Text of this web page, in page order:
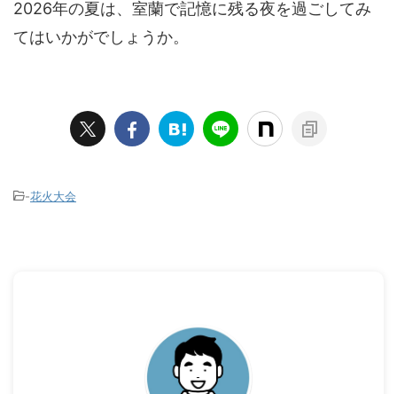
2026年の夏は、室蘭で記憶に残る夜を過ごしてみ
てはいかがでしょうか。
-花火大会